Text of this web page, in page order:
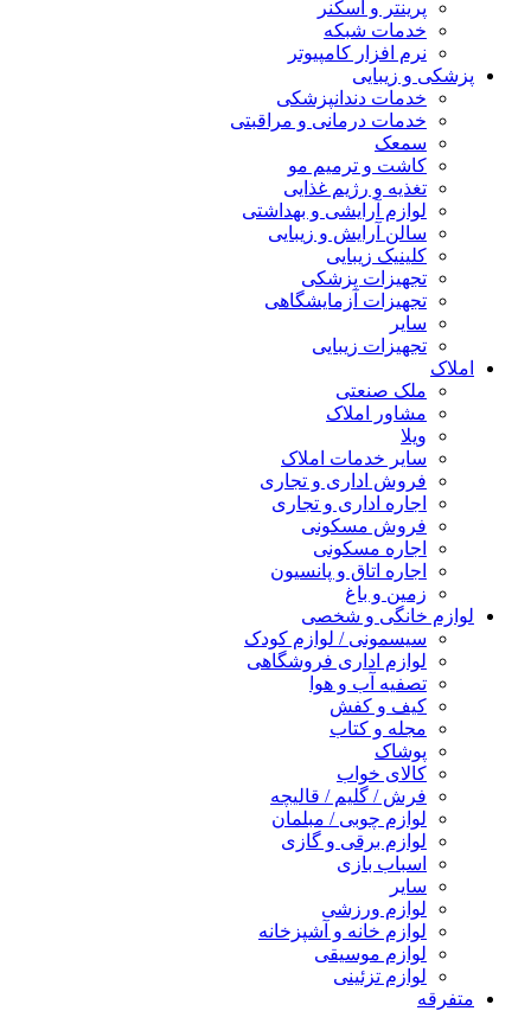
پرینتر و اسکنر
خدمات شبکه
نرم افزار کامپیوتر
پزشکی و زیبایی
خدمات دندانپزشکی
خدمات درمانی و مراقبتی
سمعک
کاشت و ترمیم مو
تغذیه و رژیم غذایی
لوازم آرایشی و بهداشتی
سالن آرایش و زیبایی
کلینیک زیبایی
تجهیزات پزشکی
تجهیزات آزمایشگاهی
سایر
تجهیزات زیبایی
املاک
ملک صنعتی
مشاور املاک
ویلا
سایر خدمات املاک
فروش اداری و تجاری
اجاره اداری و تجاری
فروش مسکونی
اجاره مسکونی
اجاره اتاق و پانسیون
زمین و باغ
لوازم خانگی و شخصی
سیسمونی / لوازم کودک
لوازم اداری فروشگاهی
تصفیه آب و هوا
کیف و کفش
مجله و کتاب
پوشاک
کالای خواب
فرش / گلیم / قالیچه
لوازم چوبی / مبلمان
لوازم برقی و گازی
اسباب بازی
سایر
لوازم ورزشی
لوازم خانه و آشپزخانه
لوازم موسیقی
لوازم تزئینی
متفرقه